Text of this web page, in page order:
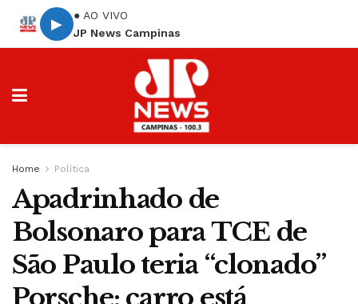
▶
● AO VIVO
JP News Campinas
Home Política
Apadrinhado de
Bolsonaro para TCE de
São Paulo teria “clonado”
Porsche; carro está